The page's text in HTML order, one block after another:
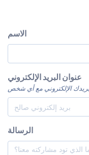
الاسم
عنوان البريد الإلكتروني
الرسالة